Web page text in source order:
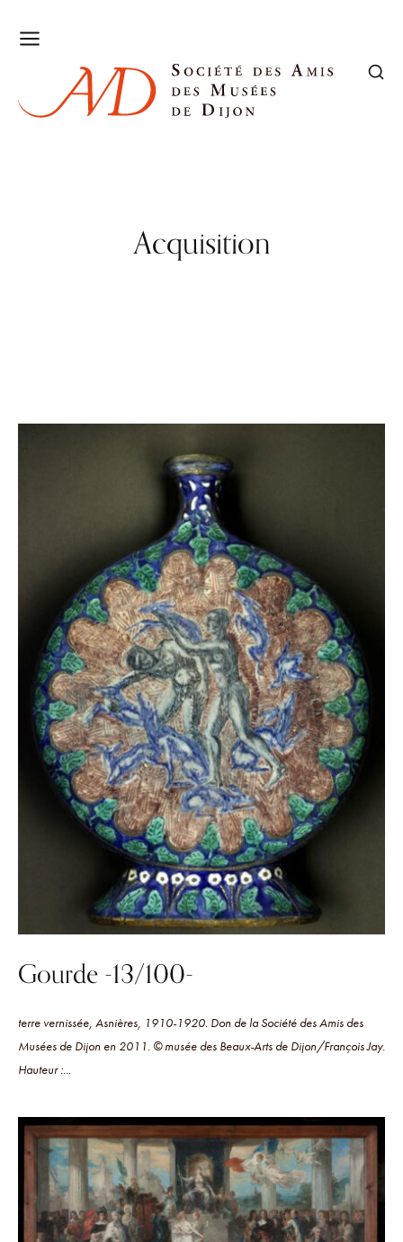
Acquisition
Gourde -13/100-
terre vernissée, Asnières, 1910-1920. Don de la Société des Amis des
Musées de Dijon en 2011. © musée des Beaux-Arts de Dijon/François Jay.
Hauteur :...